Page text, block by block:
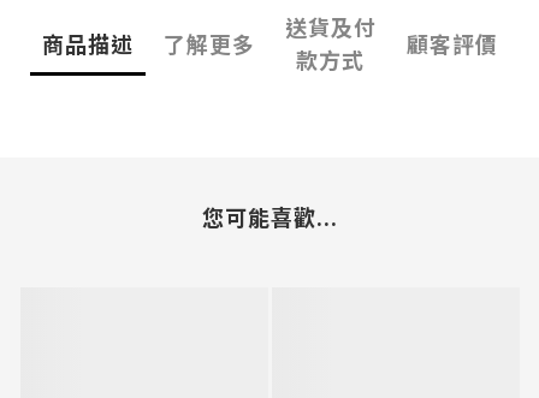
商品描述 了解更多
送貨及付
款方式
顧客評價
您可能喜歡...